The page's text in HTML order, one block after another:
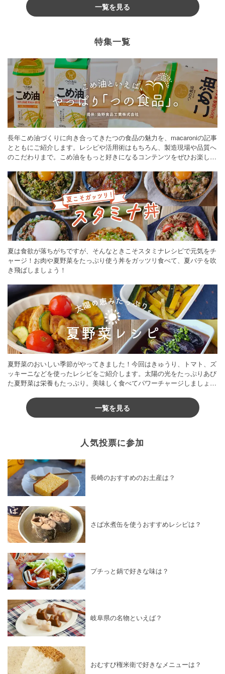
一覧を見る
特集一覧
長年こめ油づくりに向き合ってきたつの食品の魅力を、macaroniの記事
とともにご紹介します。レシピや活用術はもちろん、製造現場や品質へ
のこだわりまで。こめ油をもっと好きになるコンテンツをぜひお楽しみ
夏は食欲が落ちがちですが、そんなときこそスタミナレシピで元気をチ
ャージ！お肉や夏野菜をたっぷり使う丼をガッツリ食べて、夏バテを吹
き飛ばしましょう！
夏野菜のおいしい季節がやってきました！今回はきゅうり、トマト、ズ
ッキーニなどを使ったレシピをご紹介します。太陽の光をたっぷりあび
た夏野菜は栄養もたっぷり。美味しく食べてパワーチャージしましょう
一覧を見る
人気投票に参加
長崎のおすすめのお土産は？
さば水煮缶を使うおすすめレシピは？
プチっと鍋で好きな味は？
岐阜県の名物といえば？
おむすび権米衛で好きなメニューは？